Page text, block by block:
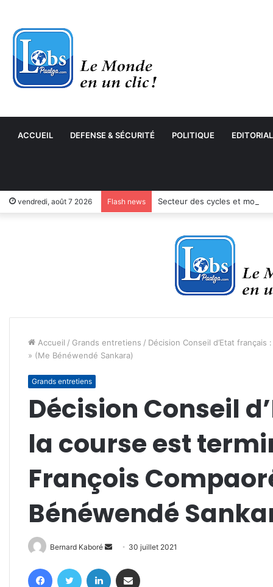
ACCUEIL DEFENSE & SÉCURITÉ POLITIQUE EDITORIAL
vendredi, août 7 2026 Flash news Secteur des cycles et
Accueil / Grands entretiens / Décision Conseil d’Etat
» (Me Bénéwendé Sankara)
Grands entretiens
Décision Conseil
la course est
François
Bénéwendé
Bernard Kaboré
Envoyer
courriel
30 juillet 2021
FacebookTwitter Linkedin